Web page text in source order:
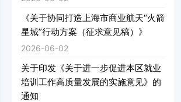
《关于协同打造上海市商业航天“火箭
星城”行动方案（征求意见稿）》
2026-06-02
关于印发《关于进一步促进本区就业
培训工作高质量发展的实施意见》的
通知